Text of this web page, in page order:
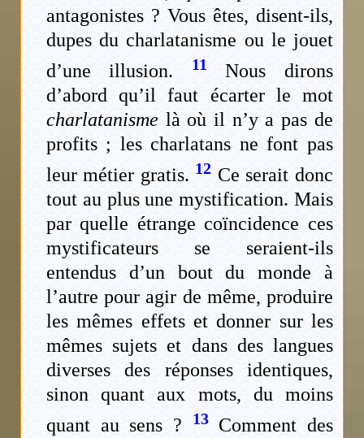
antagonistes ? Vous êtes, disent-ils,
dupes du charlatanisme ou le jouet
d’une illusion.
11
Nous dirons
d’abord qu’il faut écarter le mot
charlatanisme là où il n’y a pas de
profits ; les charlatans ne font pas
leur métier gratis. 12 Ce serait donc
tout au plus une mystification. Mais
par quelle étrange coïncidence ces
mystificateurs se seraient-ils
entendus d’un bout du monde à
l’autre pour agir de même, produire
les mêmes effets et donner sur les
mêmes sujets et dans des langues
diverses des réponses identiques,
sinon quant aux mots, du moins
quant au sens ?
13Comment des